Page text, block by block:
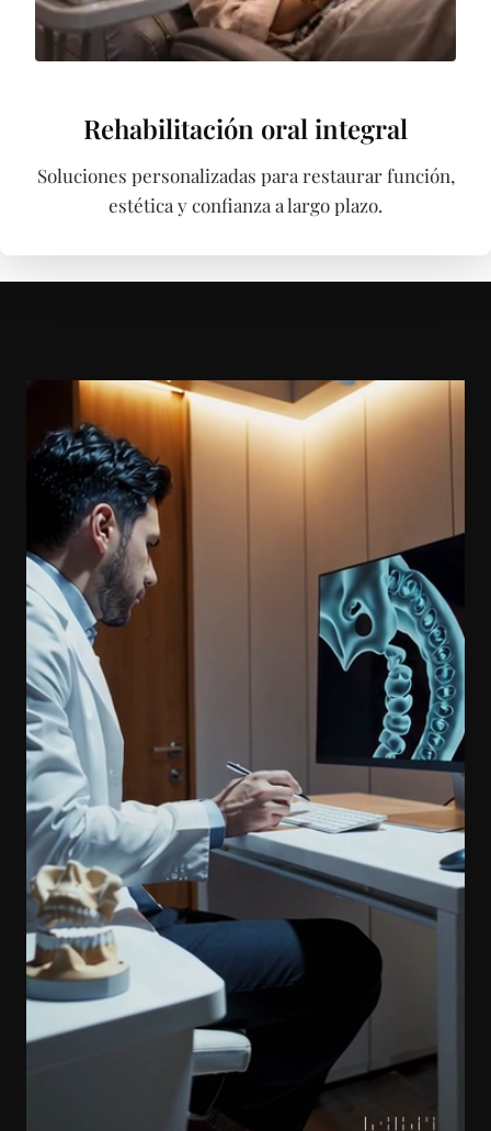
Rehabilitación oral integral
Soluciones personalizadas para restaurar función,
estética y confianza a largo plazo.